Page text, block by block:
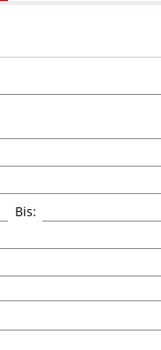
Bis: